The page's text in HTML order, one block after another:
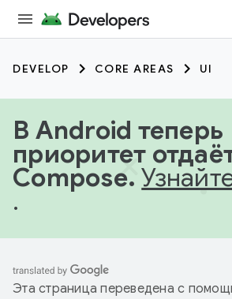
DEVELOP CORE AREAS UI
В Android теперь
приоритет
Compose.
.
Эта страница переведена с